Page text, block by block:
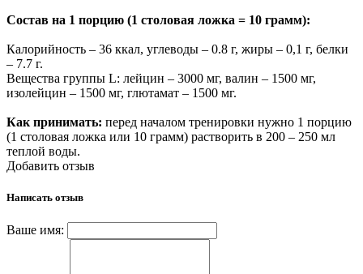
Состав на 1 порцию (1 столовая ложка = 10 грамм):
Калорийность – 36 ккал, углеводы – 0.8 г, жиры – 0,1 г, белки
– 7.7 г.
Вещества группы L: лейцин – 3000 мг, валин – 1500 мг,
изолейцин – 1500 мг, глютамат – 1500 мг.
Как принимать: перед началом тренировки нужно 1 порцию
(1 столовая ложка или 10 грамм) растворить в 200 – 250 мл
теплой воды.
Добавить отзыв
Написать отзыв
Ваше имя: